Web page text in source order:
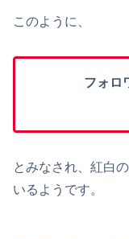
このように、
フォロ
とみなされ、紅白
いるようです。